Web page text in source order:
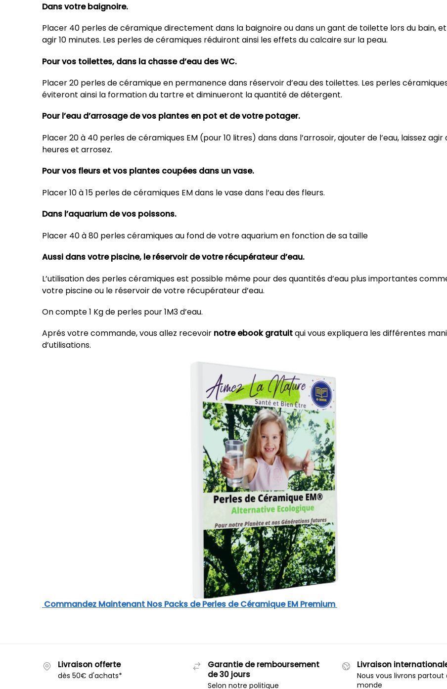
Dans votre baignoire.
Placer 40 perles de céramique directement dans la baignoire ou dans un gant de toilette lors du bain, et
agir 10 minutes. Les perles de céramiques réduiront ainsi les effets du calcaire sur la peau.
Pour vos toilettes, dans la chasse d’eau des WC.
Placer 20 perles de céramique en permanence dans réservoir d’eau des toilettes. Les perles
éviteront ainsi la formation du tartre et diminueront la quantité de détergent.
Pour l’eau d’arrosage de vos plantes en pot et de votre potager.
Placer 20 à 40 perles de céramiques EM (pour 10 litres) dans dans l’arrosoir, ajouter de l’eau, laissez agir
heures et arrosez.
Pour vos fleurs et vos plantes coupées dans un vase.
Placer 10 à 15 perles de céramiques EM dans le vase dans l’eau des fleurs.
Dans l’aquarium de vos poissons.
Placer 40 à 80 perles céramiques au fond de votre aquarium en fonction de sa taille
Aussi dans votre piscine, le réservoir de votre récupérateur d’eau.
L’utilisation des perles céramiques est possible même pour des quantités d’eau plus importantes
votre piscine ou le réservoir de votre récupérateur d’eau.
On compte 1 Kg de perles pour 1M3 d’eau.
Aprés votre commande, vous allez recevoir notre ebook gratuitqui vous expliquera les différentes
d’utilisations.
Commandez Maintenant Nos Packs de Perles de Céramique EM Premium
Livraison offerte
dès 50€ d'achats*
Garantie de remboursement
de 30 jours
Selon notre politique
Livraison
Nous vous livrons partout
monde